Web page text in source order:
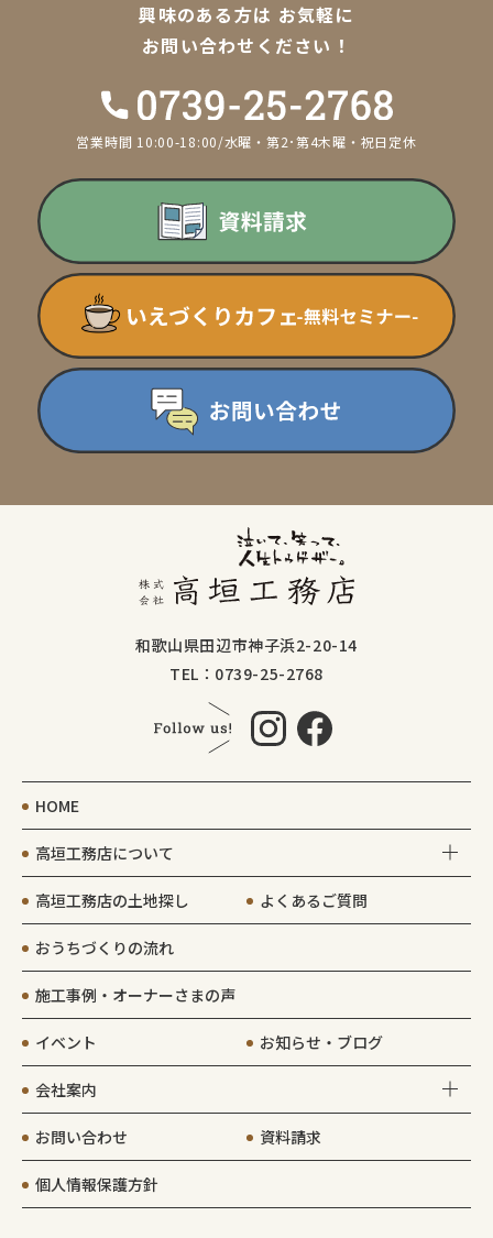
興味のある方は お気軽に
お問い合わせください！
営業時間 10:00-18:00/水曜・第2･第4木曜・祝日定休
和歌山県田辺市神子浜2-20-14
TEL：0739-25-2768
HOME
高垣工務店について
高垣工務店の土地探し よくあるご質問
おうちづくりの流れ
施工事例・オーナーさまの声
イベント お知らせ・ブログ
会社案内
お問い合わせ 資料請求
個人情報保護方針